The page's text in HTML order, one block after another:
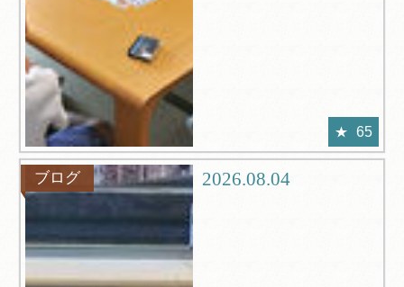
65
ブログ 2026.08.04